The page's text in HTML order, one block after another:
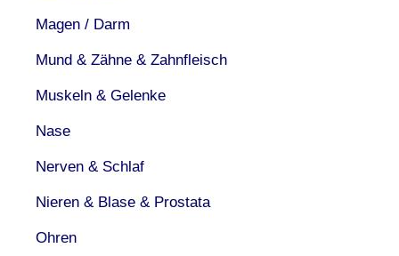
Magen / Darm
Mund & Zähne & Zahnfleisch
Muskeln & Gelenke
Nase
Nerven & Schlaf
Nieren & Blase & Prostata
Ohren